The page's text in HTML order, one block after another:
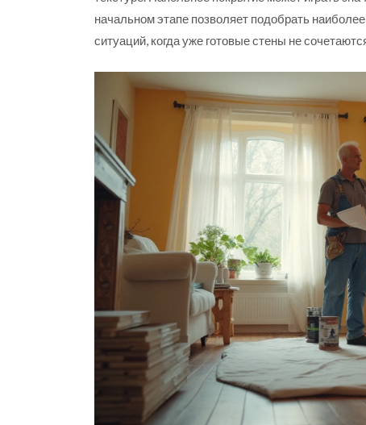
начальном этапе позволяет подобрать
ситуаций, когда уже готовые стены не